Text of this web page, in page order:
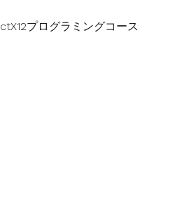
プログラミングコース